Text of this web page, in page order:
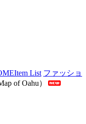
Item List ファッショ
of Oahu）